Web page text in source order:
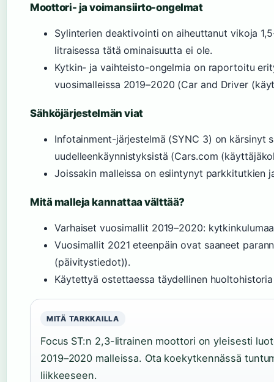
Moottori- ja voimansiirto-ongelmat
Sylinterien deaktivointi on aiheuttanut vikoja
litraisessa tätä ominaisuutta ei ole.
Kytkin- ja vaihteisto-ongelmia on raportoitu
vuosimalleissa 2019–2020 (Car and Driver
Sähköjärjestelmän viat
Infotainment-järjestelmä (SYNC 3) on kärsinyt
uudelleenkäynnistyksistä (Cars.com
Joissakin malleissa on esiintynyt parkkitutkien
Mitä malleja kannattaa välttää?
Varhaiset vuosimallit 2019–2020:
Vuosimallit 2021 eteenpäin ovat saaneet
(päivitystiedot)).
Käytettyä ostettaessa täydellinen
MITÄ TARKKAILLA
Focus ST:n 2,3-litrainen moottori on yleisesti
2019–2020 malleissa. Ota koekytkennässä
liikkeeseen.